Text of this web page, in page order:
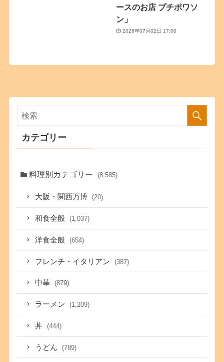
ースのお店 プチポワソ
ン」
2026年07月02日 17:00
カテゴリー
料理別カテゴリー (8,585)
大阪・関西万博 (20)
和食全般 (1,037)
洋食全般 (654)
フレンチ・イタリアン (387)
中華 (879)
ラーメン (1,209)
丼 (444)
うどん (789)